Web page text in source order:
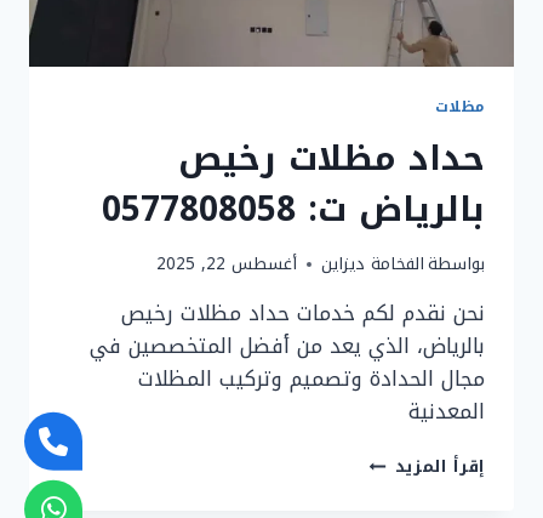
مظلات
حداد مظلات رخيص
بالرياض ت: 0577808058
بواسطةالفخامة ديزاين أغسطس 22, 2025
نحن نقدم لكم خدمات حداد مظلات رخيص
بالرياض، الذي يعد من أفضل المتخصصين في
مجال الحدادة وتصميم وتركيب المظلات
المعدنية
إقرأ المزيد حداد